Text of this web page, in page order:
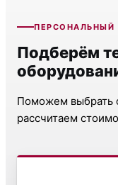
ПЕРСОНАЛЬНЫЙ
Подберём
Поможем выбрать
рассчитаем